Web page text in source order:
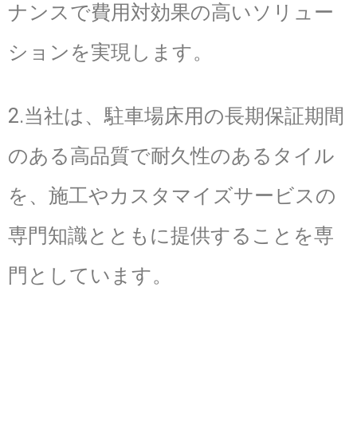
ナンスで費用対効果の高いソリュー
ションを実現します。
2.当社は、駐車場床用の長期保証期間
のある高品質で耐久性のあるタイル
を、施工やカスタマイズサービスの
専門知識とともに提供することを専
門としています。